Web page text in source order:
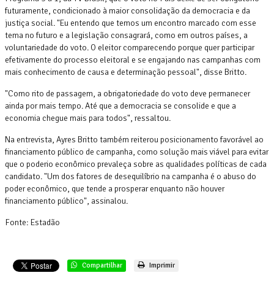
futuramente, condicionado à maior consolidação da democracia e da
justiça social. "Eu entendo que temos um encontro marcado com esse
tema no futuro e a legislação consagrará, como em outros países, a
voluntariedade do voto. O eleitor comparecendo porque quer participar
efetivamente do processo eleitoral e se engajando nas campanhas com
mais conhecimento de causa e determinação pessoal", disse Britto.
"Como rito de passagem, a obrigatoriedade do voto deve permanecer
ainda por mais tempo. Até que a democracia se consolide e que a
economia chegue mais para todos", ressaltou.
Na entrevista, Ayres Britto também reiterou posicionamento favorável ao
financiamento público de campanha, como solução mais viável para evitar
que o poderio econômico prevaleça sobre as qualidades políticas de cada
candidato. "Um dos fatores de desequilíbrio na campanha é o abuso do
poder econômico, que tende a prosperar enquanto não houver
financiamento público", assinalou.
Fonte: Estadão
Compartilhar Imprimir